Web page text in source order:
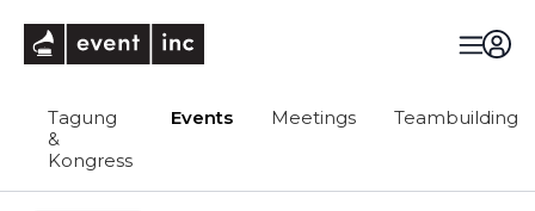
Tagung
&
Kongress
Events Meetings Teambuilding